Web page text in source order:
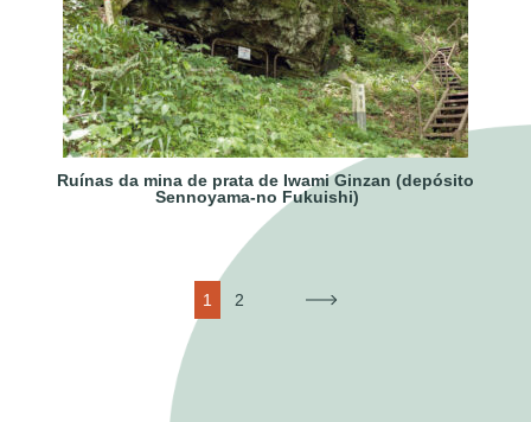
Ruínas da mina de prata de Iwami Ginzan (depósito
Sennoyama-no Fukuishi)
1 2